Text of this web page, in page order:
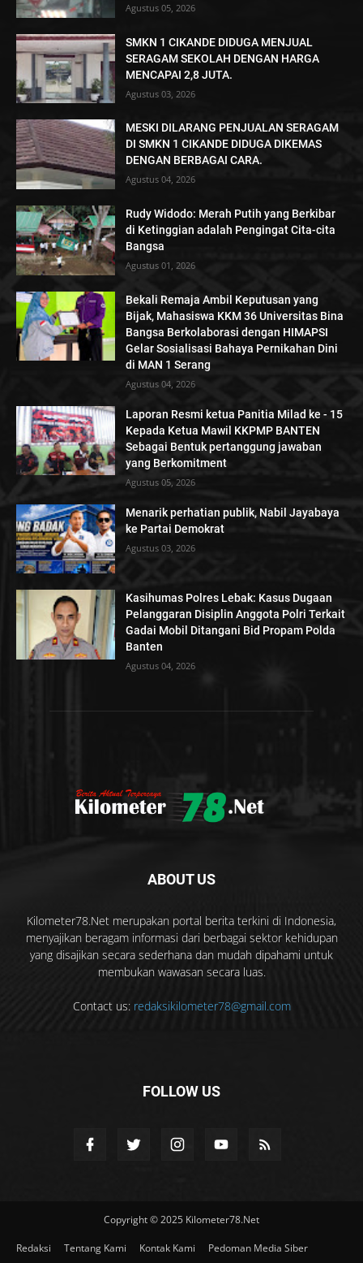
Agustus 05, 2026
SMKN 1 CIKANDE DIDUGA MENJUAL
SERAGAM SEKOLAH DENGAN HARGA
MENCAPAI 2,8 JUTA.
Agustus 03, 2026
MESKI DILARANG PENJUALAN SERAGAM
DI SMKN 1 CIKANDE DIDUGA DIKEMAS
DENGAN BERBAGAI CARA.
Agustus 04, 2026
Rudy Widodo: Merah Putih yang Berkibar
di Ketinggian adalah Pengingat Cita-cita
Bangsa
Agustus 01, 2026
Bekali Remaja Ambil Keputusan yang
Bijak, Mahasiswa KKM 36 Universitas Bina
Bangsa Berkolaborasi dengan HIMAPSI
Gelar Sosialisasi Bahaya Pernikahan Dini
di MAN 1 Serang
Agustus 04, 2026
Laporan Resmi ketua Panitia Milad ke - 15
Kepada Ketua Mawil KKPMP BANTEN
Sebagai Bentuk pertanggung jawaban
yang Berkomitment
Agustus 05, 2026
Menarik perhatian publik, Nabil Jayabaya
ke Partai Demokrat
Agustus 03, 2026
Kasihumas Polres Lebak: Kasus Dugaan
Pelanggaran Disiplin Anggota Polri Terkait
Gadai Mobil Ditangani Bid Propam Polda
Banten
Agustus 04, 2026
ABOUT US
Kilometer78.Net merupakan portal berita terkini di Indonesia,
menyajikan beragam informasi dari berbagai sektor kehidupan
yang disajikan secara sederhana dan mudah dipahami untuk
membukan wawasan secara luas.
Contact us: redaksikilometer78@gmail.com
FOLLOW US
Copyright © 2025 Kilometer78.Net
Redaksi Tentang Kami Kontak Kami Pedoman Media Siber